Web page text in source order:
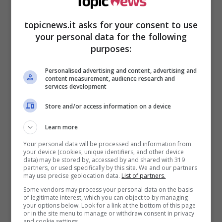
Secondo ciò l’idea che l’opinione pubblica si è
creata nel corso degli ultimi 30 anni, la fine
della favola fu esclusivamente colpa di
è venuta a galla.
Lady D e il principe Carlo
topicnews.it asks for your consent to use
your personal data for the following
purposes:
Personalised advertising and content, advertising and
content measurement, audience research and
services development
Store and/or access information on a device
Learn more
Your personal data will be processed and information from
your device (cookies, unique identifiers, and other device
data) may be stored by, accessed by and shared with 319
partners, or used specifically by this site. We and our partners
may use precise geolocation data. List of partners.
Some vendors may process your personal data on the basis
of legitimate interest, which you can object to by managing
your options below. Look for a link at the bottom of this page
or in the site menu to manage or withdraw consent in privacy